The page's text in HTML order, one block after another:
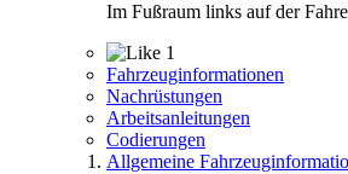
Im Fußraum links auf der
1
Fahrzeuginformationen
Nachrüstungen
Arbeitsanleitungen
Codierungen
Allgemeine